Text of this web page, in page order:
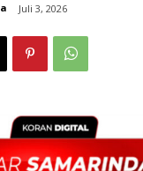
Juli 3, 2026